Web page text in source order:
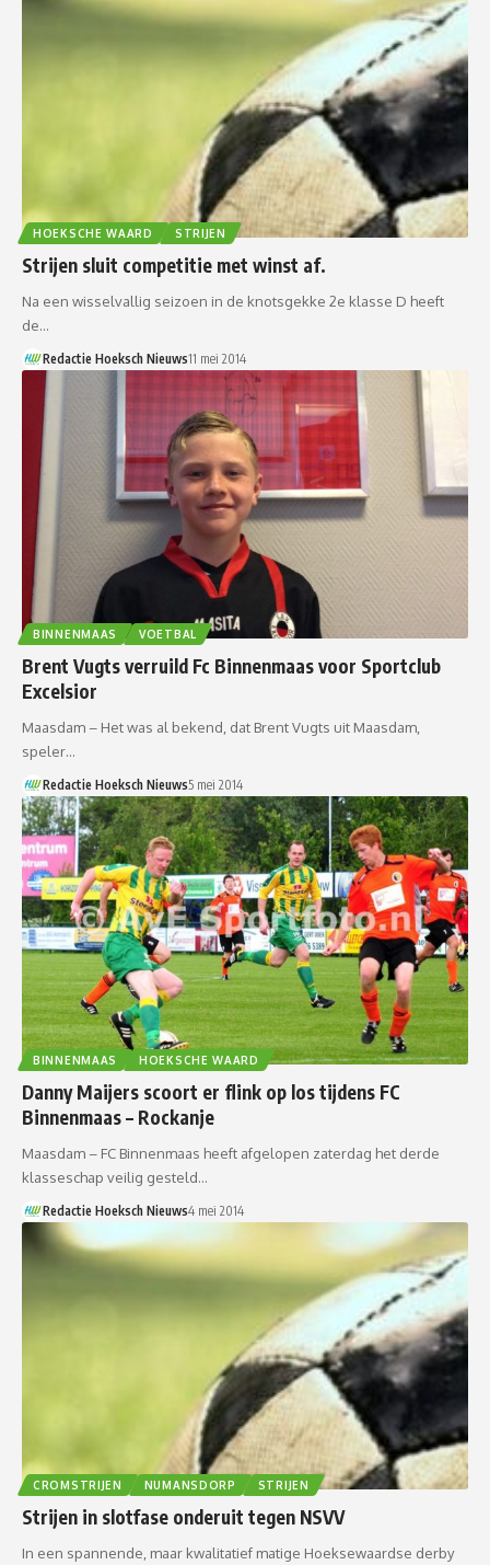
HOEKSCHE WAARD STRIJEN
Strijen sluit competitie met winst af.
Na een wisselvallig seizoen in de knotsgekke 2e klasse D heeft
de…
Redactie Hoeksch Nieuws11 mei 2014
BINNENMAAS VOETBAL
Brent Vugts verruild Fc Binnenmaas voor Sportclub
Excelsior
Maasdam – Het was al bekend, dat Brent Vugts uit Maasdam,
speler…
Redactie Hoeksch Nieuws5 mei 2014
BINNENMAAS HOEKSCHE WAARD
Danny Maijers scoort er flink op los tijdens FC
Binnenmaas – Rockanje
Maasdam – FC Binnenmaas heeft afgelopen zaterdag het derde
klasseschap veilig gesteld…
Redactie Hoeksch Nieuws4 mei 2014
CROMSTRIJEN NUMANSDORP STRIJEN
Strijen in slotfase onderuit tegen NSVV
In een spannende, maar kwalitatief matige Hoeksewaardse derby